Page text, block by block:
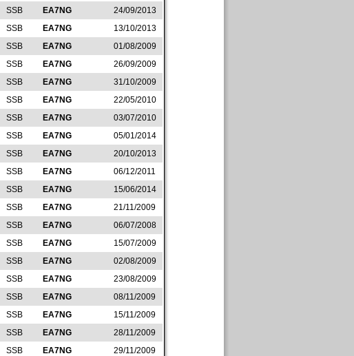
SSB EA7NG
24/09/2013
SSB EA7NG
13/10/2013
SSB EA7NG
01/08/2009
SSB EA7NG
26/09/2009
SSB EA7NG
31/10/2009
SSB EA7NG
22/05/2010
SSB EA7NG
03/07/2010
SSB EA7NG
05/01/2014
SSB EA7NG
20/10/2013
SSB EA7NG
06/12/2011
SSB EA7NG
15/06/2014
SSB EA7NG
21/11/2009
SSB EA7NG
06/07/2008
SSB EA7NG
15/07/2009
SSB EA7NG
02/08/2009
SSB EA7NG
23/08/2009
SSB EA7NG
08/11/2009
SSB EA7NG
15/11/2009
SSB EA7NG
28/11/2009
SSB EA7NG
29/11/2009